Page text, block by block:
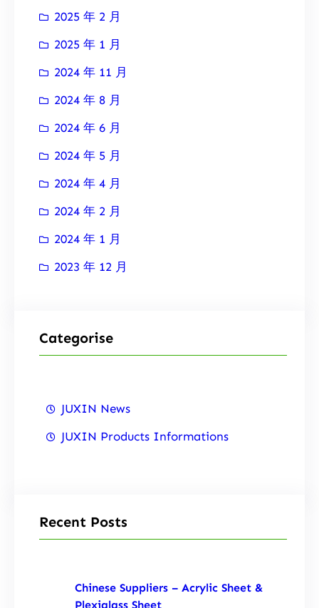
2025 年 2 月
2025 年 1 月
2024 年 11 月
2024 年 8 月
2024 年 6 月
2024 年 5 月
2024 年 4 月
2024 年 2 月
2024 年 1 月
2023 年 12 月
Categorise
JUXIN News
JUXIN Products Informations
Recent Posts
Chinese Suppliers – Acrylic Sheet &
Plexiglass Sheet